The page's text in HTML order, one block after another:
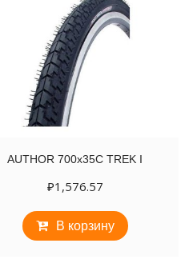
AUTHOR 700х35C TREK I
₽1,576.57
В корзину